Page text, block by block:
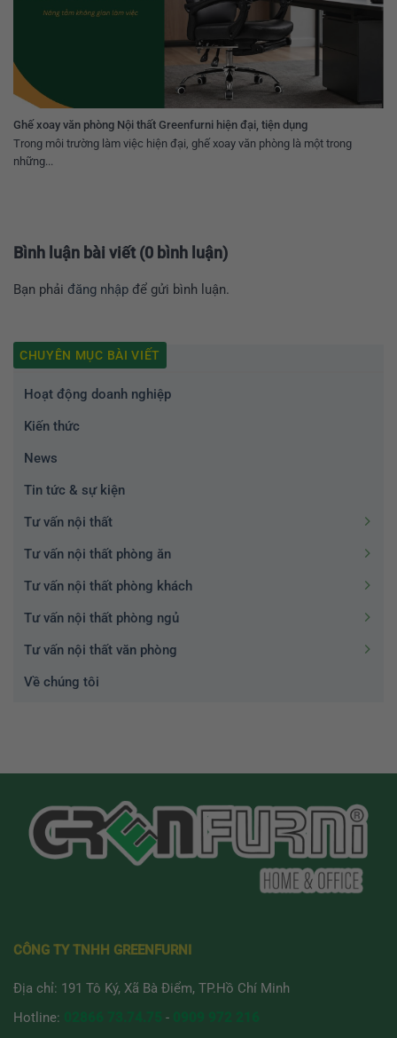
Ghế xoay văn phòng Nội thất Greenfurni hiện đại, tiện dụng
Trong môi trường làm việc hiện đại, ghế xoay văn phòng là một trong
những...
Bình luận bài viết (0 bình luận)
Bạn phải đăng nhập để gửi bình luận.
CHUYÊN MỤC BÀI VIẾT
Hoạt động doanh nghiệp
Kiến thức
News
Tin tức & sự kiện
Tư vấn nội thất
Tư vấn nội thất phòng ăn
Tư vấn nội thất phòng khách
Tư vấn nội thất phòng ngủ
Tư vấn nội thất văn phòng
Về chúng tôi
CÔNG TY TNHH GREENFURNI
Địa chỉ: 191 Tô Ký, Xã Bà Điểm, TP.Hồ Chí Minh
Hotline:
-